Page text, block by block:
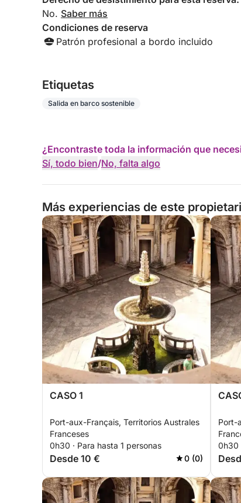
No. Saber más
Condiciones de reserva
Patrón profesional a bordo incluido
Etiquetas
Salida en barco sostenible
¿Encontraste toda la información que
Sí, todo bien/No, falta algo
Más experiencias de este
CASO 1
Port-aux-Français, Territorios Australes
Franceses
0h30 · Para hasta 1 personas
Desde 10 € 0 (0)
Port-
0h30